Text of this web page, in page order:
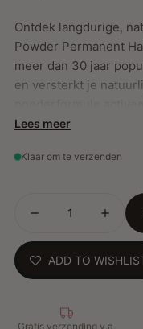
Ontdek langdurige,
Powder Permanent
meer dan 30 jaar
en versterkt je
waardoor rijke,
effectieve keuze voor
Belangrijkste
Uitstekende
hardnekkige grijze
Versterkt
Eenvoudig te
Lees meer
Klaar om te verzenden
ADD TO
Gratis verzending v.a.